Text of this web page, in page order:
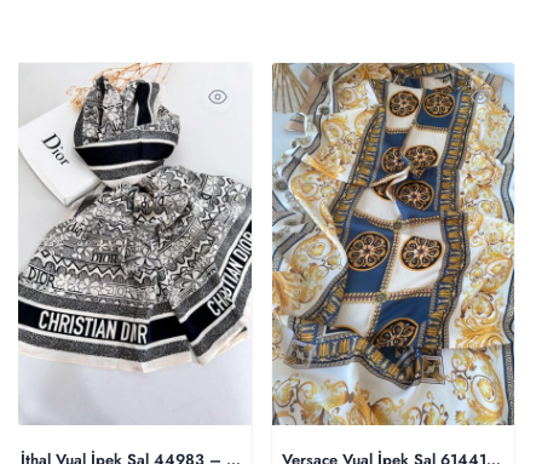
İthal Vual İpek Şal 44983 – Siyah Versace Vual İpek Şal 614412 –